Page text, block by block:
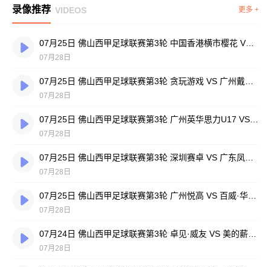
录像推荐 VIDEOS 更多 +
07月25日 佛山西甲足球联赛第3轮 中国香港横市樱花 VS 吉图省实青年 全场录像
07月28日
07月28日
07月28日
07月28日
07月28日
07月28日